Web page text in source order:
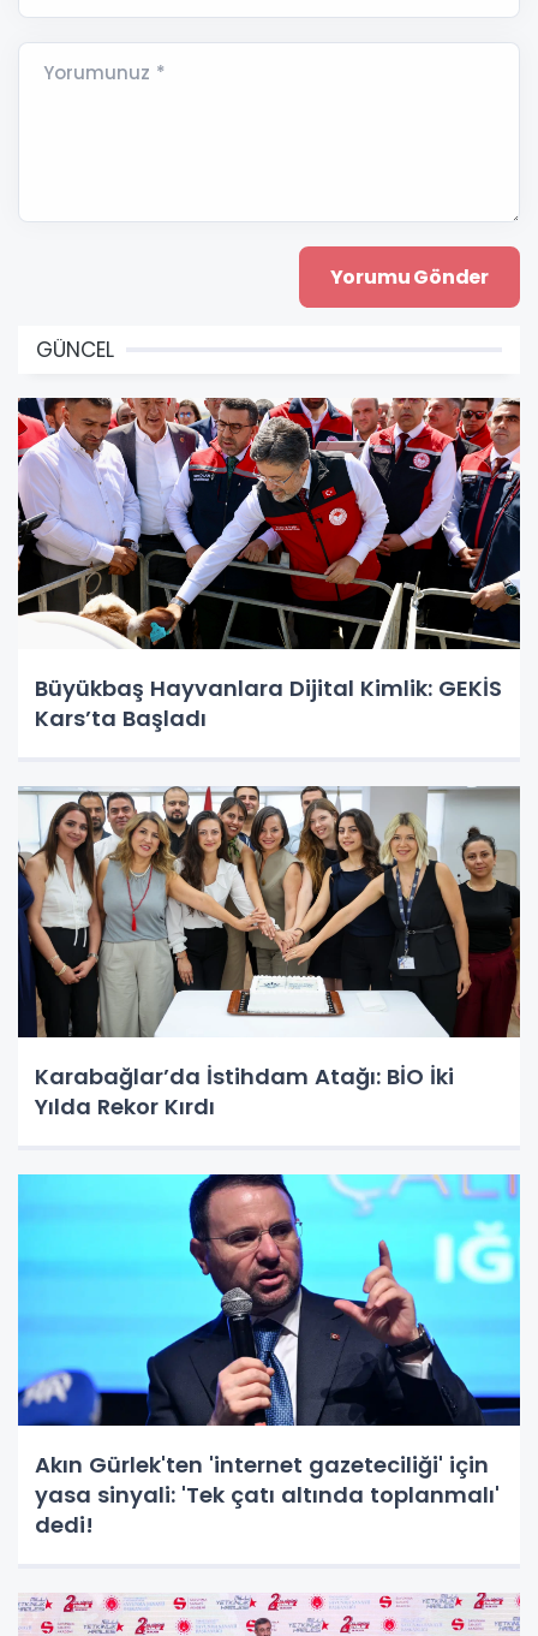
Yorumunuz *
GÜNCEL
Büyükbaş Hayvanlara Dijital Kimlik: GEKİS
Kars’ta Başladı
Karabağlar’da İstihdam Atağı: BİO İki
Yılda Rekor Kırdı
Akın Gürlek'ten 'internet gazeteciliği' için
yasa sinyali: 'Tek çatı altında toplanmalı'
dedi!